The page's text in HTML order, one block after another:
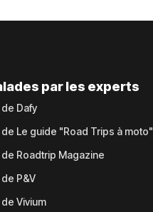
par les experts
Dafy
Le guide "Road Trips à moto"
Roadtrip Magazine
P&V
Vivium